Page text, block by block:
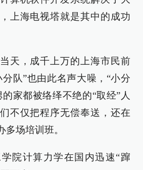
上海电视塔就是其中的成功
天，成千上万的上海市民前
队”也由此名声大噪，“小分
家都被络绎不绝的“取经”人
不仅把程序无偿奉送，还在
多场培训班。
院计算力学在国内迅速“蹿